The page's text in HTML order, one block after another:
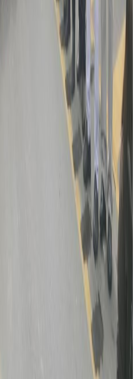
विचार र लेखबारे तपाईंको कुनै
छन् भने कृपया हामीलाई निम्न ईमेलमा
निष्पक्ष र तटस्थ पत्रकारिता गर्न
info@nepaltube.com.au
प्रहरीको आग्रह:
नबोक्नू
दुई नेपालीको मृत्यु, दुई
तलब पाँचौं पटक वृद्धि